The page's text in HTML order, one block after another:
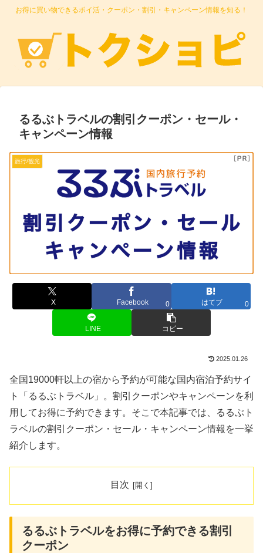
お得に買い物できるポイ活・クーポン・割引・キャンペーン情報を知る！
るるぶトラベルの割引クーポン・セール・
キャンペーン情報
旅行/観光
X Facebook 0 はてブ 0
LINE コピー
2025.01.26
全国19000軒以上の宿から予約が可能な国内宿泊予約サイ
ト「るるぶトラベル」。割引クーポンやキャンペーンを利
用してお得に予約できます。そこで本記事では、るるぶト
ラベルの割引クーポン・セール・キャンペーン情報を一挙
紹介します。
目次
るるぶトラベルをお得に予約できる割引
クーポン